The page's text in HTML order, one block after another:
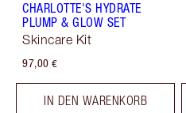
CHARLOTTE'S HYDRATE
PLUMP & GLOW SET
Skincare Kit
97,00 €
IN DEN WARENKORB